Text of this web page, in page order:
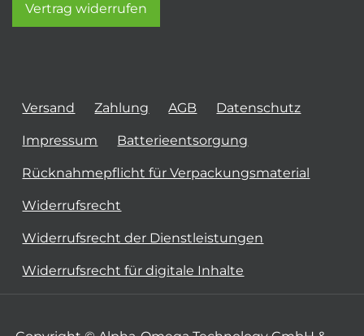
Vertrag widerrufen
Versand Zahlung AGB Datenschutz
Impressum Batterieentsorgung
Rücknahmepflicht für Verpackungsmaterial
Widerrufsrecht
Widerrufsrecht der Dienstleistungen
Widerrufsrecht für digitale Inhalte